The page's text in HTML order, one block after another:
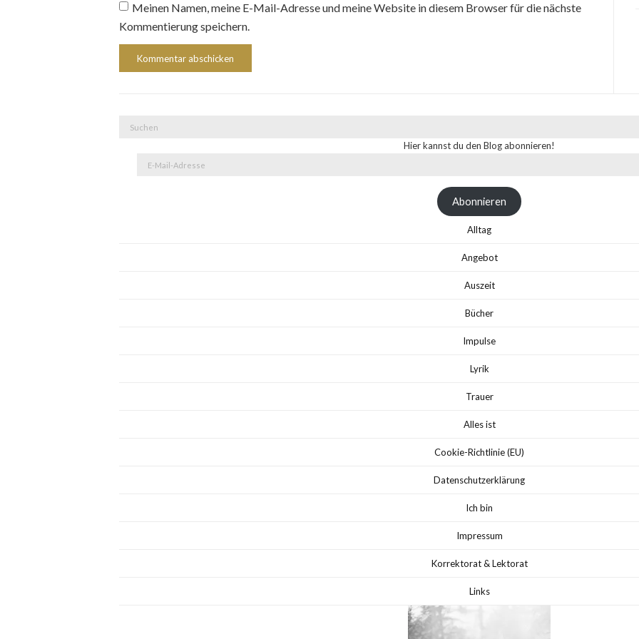
Meinen Namen, meine E-Mail-Adresse und meine Website in diesem Browser für die nächste
Kommentierung speichern.
Hier kannst du den Blog abonnieren!
Abonnieren
Alltag
Angebot
Auszeit
Bücher
Impulse
Lyrik
Trauer
Alles ist
Cookie-Richtlinie (EU)
Datenschutzerklärung
Ich bin
Impressum
Korrektorat & Lektorat
Links